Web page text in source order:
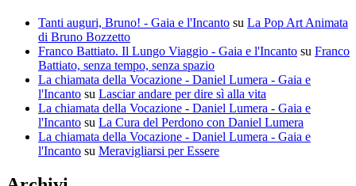
Tanti auguri, Bruno! - Gaia e l'Incanto su La Pop Art Animata
di Bruno Bozzetto
Franco Battiato. Il Lungo Viaggio - Gaia e l'Incanto su Franco
Battiato, senza tempo, senza spazio
La chiamata della Vocazione - Daniel Lumera - Gaia e
l'Incanto su Lasciar andare per dire sì alla vita
La chiamata della Vocazione - Daniel Lumera - Gaia e
l'Incanto su La Cura del Perdono con Daniel Lumera
La chiamata della Vocazione - Daniel Lumera - Gaia e
l'Incanto su Meravigliarsi per Essere